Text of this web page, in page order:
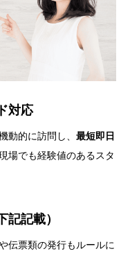
対応
動的に訪問し、 最短即日
場でも経験値のあるスタ
記載）
伝票類の発行もルールに